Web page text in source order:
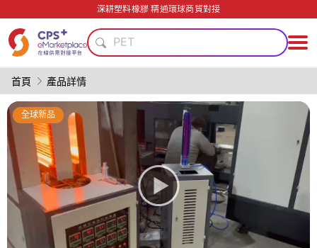
深耕塑料橡膠 精通環球商貿對接
自動化
PET
模具
功能材料
綠色成型方案
安全包裝技術
客制化
自動化
再生料加工
PET
模具
首頁 產品詳情
全球新品